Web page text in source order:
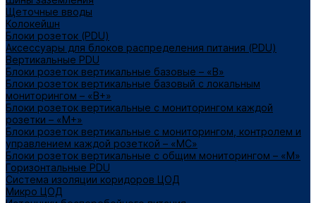
Щеточные вводы
Колокейшн
Блоки розеток (PDU)
Аксессуары для блоков распределения питания (PDU)
Вертикальные PDU
Блоки розеток вертикальные базовые – «В»
Блоки розеток вертикальные базовый с локальным
мониторингом – «В+»
Блоки розеток вертикальные с мониторингом каждой
розетки – «М+»
Блоки розеток вертикальные с мониторингом, контролем и
управлением каждой розеткой – «МС»
Блоки розеток вертикальные с общим мониторингом – «М»
Горизонтальные PDU
Система изоляции коридоров ЦОД
Микро ЦОД